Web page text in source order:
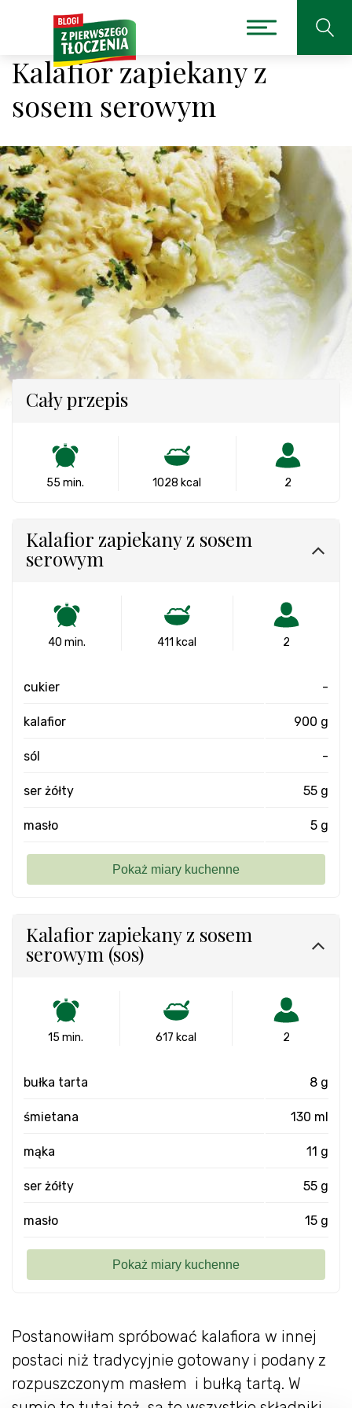
Kalafior zapiekany z
sosem serowym
Postanowiłam spróbować kalafiora w innej
postaci niż tradycyjnie gotowany i podany z
rozpuszczonym masłem i bułką tartą. W
Cały przepis
55 min. 1028 kcal 2
Kalafior zapiekany z sosem
serowym
40 min. 411 kcal 2
cukier -
kalafior 900 g
sól -
ser żółty 55 g
masło 5 g
Kalafior zapiekany z sosem
serowym (sos)
15 min. 617 kcal 2
bułka tarta 8 g
śmietana 130 ml
mąka 11 g
ser żółty 55 g
masło 15 g